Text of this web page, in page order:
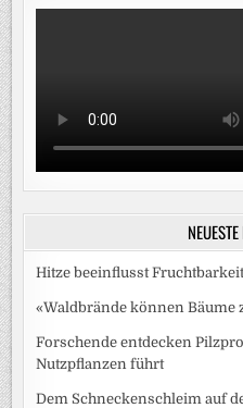
Hitze beeinflusst
«Waldbrände können Bäume
Forschende entdecken
Nutzpflanzen führt
Dem Schneckenschleim auf